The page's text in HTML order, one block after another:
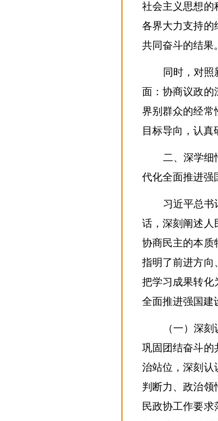
社会主义思想的
各界大力支持的
共同奋斗的结果
同时，对
面：协商议政的
界别群众的经常
目标导向，认真
二、深学细
代化全面推进强
习近平总书
话，深刻阐述人
协商民主的本质
指明了前进方向
把学习成果转化
全面推进强国建
（一）深
巩固团结奋斗的
治站位，深刻认
判断力、政治领
民政协工作要求